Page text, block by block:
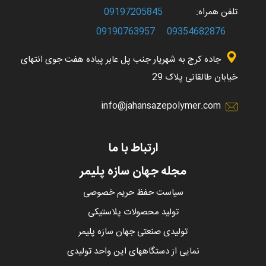
تلفن همراه:
09197205845
09354682876
09190763957
جاده کرج به شهریار جنب پل عابر پیاده هفت جوی انتهای
خیابان طالقانی پلاک 29
info@jahansazepolymer.com
ارتباط با ما
مجله جهان سازه پلیمر
سیاست حفظ حریم خصوصی
تولید محصولات پلاستیکی
تولیدی صنعتی جهان سازه پلیمر
نمایی از دستگاههای این واحد تولیدی